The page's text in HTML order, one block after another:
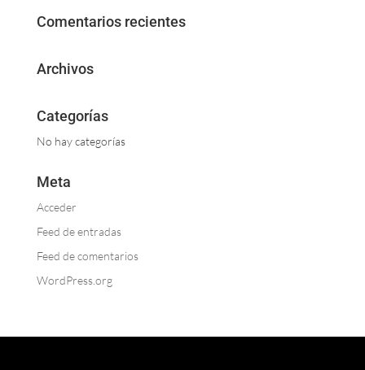
Comentarios recientes
Archivos
Categorías
No hay categorías
Meta
Acceder
Feed de entradas
Feed de comentarios
WordPress.org